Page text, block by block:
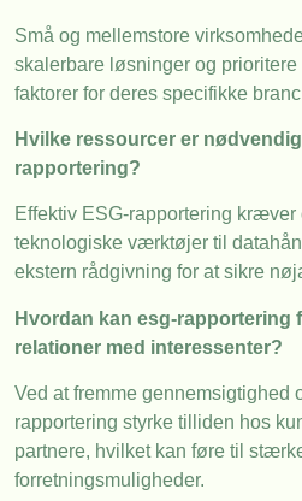
Små og mellemstore
skalerbare løsninger og
faktorer for deres specifikke
Hvilke ressourcer er
rapportering?
Effektiv ESG-rapportering kræver
teknologiske værktøjer til
ekstern rådgivning for at sikre
Hvordan kan esg-rapportering
relationer med interessenter?
Ved at fremme gennemsigtighed
rapportering styrke tilliden hos
partnere, hvilket kan føre til
forretningsmuligheder.